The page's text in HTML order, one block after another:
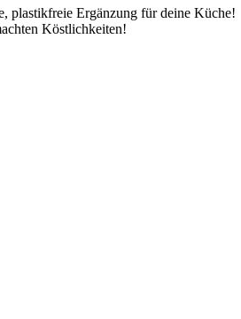
plastikfreie Ergänzung für deine Küche!
Köstlichkeiten!